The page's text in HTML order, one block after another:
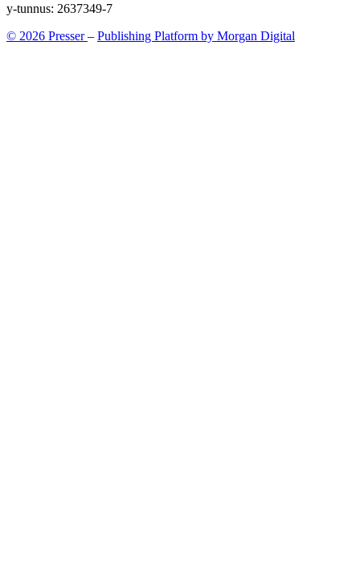
y-tunnus: 2637349-7
© 2026 Presser– Publishing Platform by Morgan Digital